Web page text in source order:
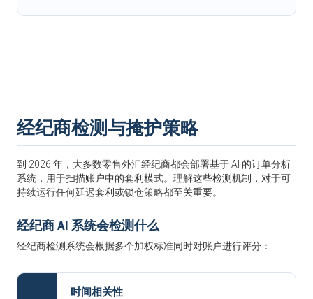
经纪商检测与掩护策略
到 2026 年，大多数零售外汇经纪商都会部署基于 AI 的订单分析
系统，用于扫描账户中的套利模式。理解这些检测机制，对于可
持续运行任何延迟套利或锁仓策略都至关重要。
经纪商 AI 系统会检测什么
经纪商检测系统会根据多个加权标准同时对账户进行评分：
时间相关性